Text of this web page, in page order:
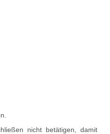
nicht betätigen, damit